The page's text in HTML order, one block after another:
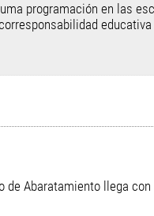
programación en las
educativa
de Abaratamiento llega